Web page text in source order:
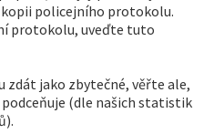
policejního protokolu.
protokolu, uveďte tuto
zdát jako zbytečné, věřte ale,
(dle našich statistik